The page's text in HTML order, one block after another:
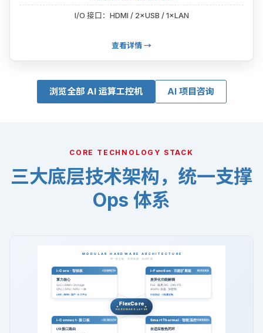
I/O 接口：HDMI / 2×USB / 1×LAN
查看详情 →
浏览全部 AI 运算工控机 AI 项目咨询
CORE TECHNOLOGY STACK
三大底层技术架构，统一支撑
Ops 体系